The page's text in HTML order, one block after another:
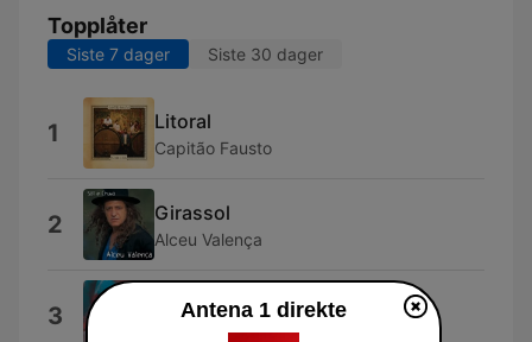
Topplåter
Siste 7 dager Siste 30 dager
1 Litoral
Capitão Fausto
2 Girassol
Alceu Valença
3 Espelho Cristalino (Ao Vivo)
Alceu Valença
Antena 1 direkte